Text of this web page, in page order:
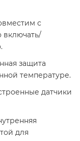
с
защита
температуре.
датчики
для